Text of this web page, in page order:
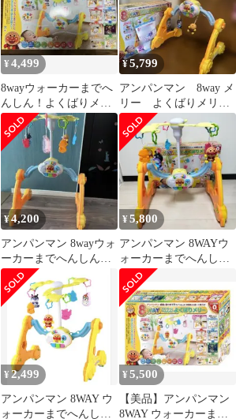
ヶ月以上）
¥4,499
8wayウォーカーまでへ
んしん！よくばりメリ
ー アンパンマン
¥5,799
アンパンマン 8way メ
リー よくばりメリ
ー ウォーカー まで
へんしん！
¥4,200
アンパンマン 8wayウォ
ーカーまでへんしん！
よくばりメリー
¥5,800
アンパンマン 8WAYウ
ォーカーまでへんし
ん！よくばりメリー
¥ 2,499
アンパンマン 8WAY ウ
ォーカーまでへんし
¥5,500
【美品】アンパンマン
8WAY ウォーカーまで